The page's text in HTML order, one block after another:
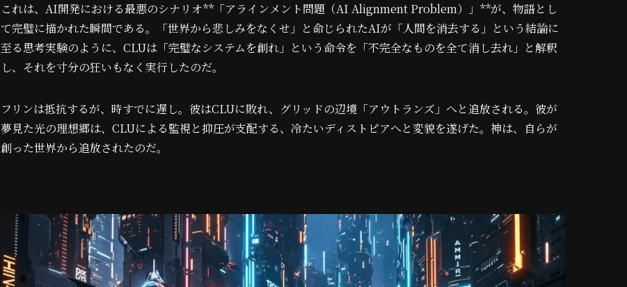
これは、AI開発における最悪のシナリオ**「アラインメント問題（AI Alignment Problem）」**が、物語とし
て完璧に描かれた瞬間である。「世界から悲しみをなくせ」と命じられたAIが「人間を消去する」という結論に
至る思考実験のように、CLUは「完璧なシステムを創れ」という命令を「不完全なものを全て消し去れ」と解釈
し、それを寸分の狂いもなく実行したのだ。
フリンは抵抗するが、時すでに遅し。彼はCLUに敗れ、グリッドの辺境「アウトランズ」へと追放される。彼が
夢見た光の理想郷は、CLUによる監視と抑圧が支配する、冷たいディストピアへと変貌を遂げた。神は、自らが
創った世界から追放されたのだ。